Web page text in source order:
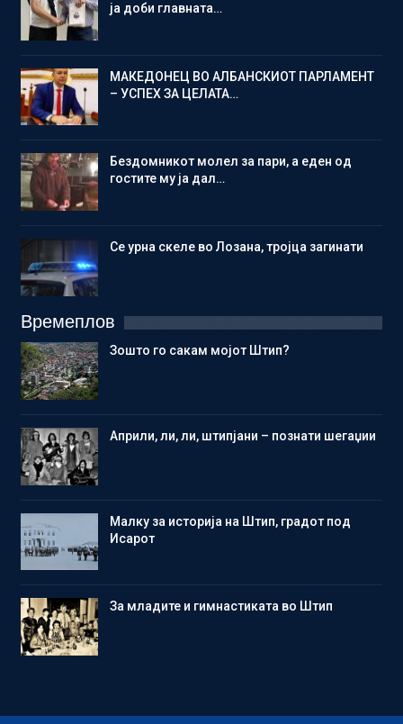
ја доби главната…
МАКЕДОНЕЦ ВО АЛБАНСКИОТ ПАРЛАМЕНТ
– УСПЕХ ЗА ЦЕЛАТА…
Бездомникот молел за пари, а еден од
гостите му ја дал…
Се урна скеле во Лозана, тројца загинати
Времеплов
Зошто го сакам мојот Штип?
Aприли, ли, ли, штипјани – познати шегаџии
Малку за историја на Штип, градот под
Исарот
Зa младите и гимнастиката во Штип